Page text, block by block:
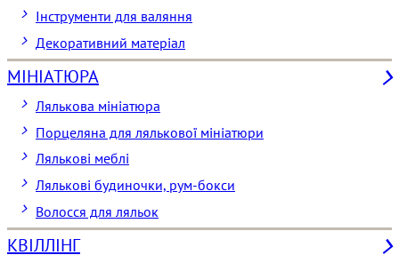
Інструменти для валяння
Декоративний матеріал
МІНІАТЮРА
Лялькова мініатюра
Порцеляна для лялькової мініатюри
Лялькові меблі
Лялькові будиночки, рум-бокси
Волосся для ляльок
КВІЛЛІНГ